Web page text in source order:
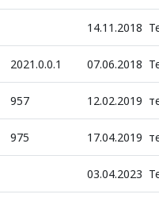
14.11.2018
2021.0.0.1 07.06.2018
957 12.02.2019
975 17.04.2019
03.04.2023